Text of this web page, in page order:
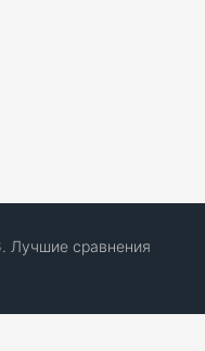
Лучшие сравнения